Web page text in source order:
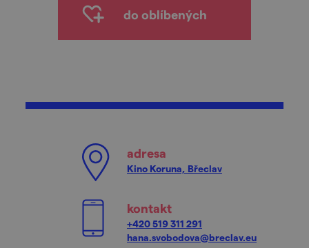
do oblíbených
adresa
Kino Koruna, Břeclav
kontakt
+420 519 311 291
hana.svobodova@breclav.eu